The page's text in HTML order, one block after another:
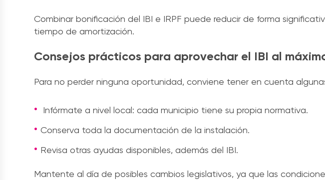
Combinar bonificación del IBI e IRPF puede reducir de forma
tiempo de amortización.
Consejos prácticos para aprovechar el IBI al
Para no perder ninguna oportunidad, conviene tener en cuenta
Infórmate a nivel local: cada municipio tiene su propia normativa.
Conserva toda la documentación de la instalación.
Revisa otras ayudas disponibles, además del IBI.
Mantente al día de posibles cambios legislativos, ya que las